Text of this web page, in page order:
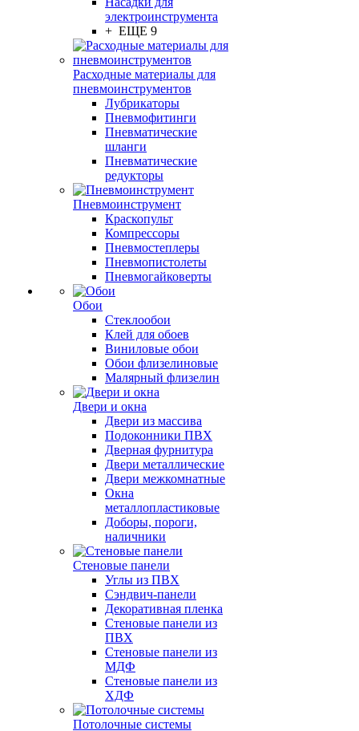
электроинструмента
+ ЕЩЕ 9
Расходные материалы для
пневмоинструментов
Лубрикаторы
Пневмофитинги
Пневматические
шланги
Пневматические
редукторы
Пневмоинструмент
Краскопульт
Компрессоры
Пневмостеплеры
Пневмопистолеты
Пневмогайковерты
Обои
Стеклообои
Клей для обоев
Виниловые обои
Обои флизелиновые
Малярный флизелин
Двери и окна
Двери из массива
Подоконники ПВХ
Дверная фурнитура
Двери металлические
Двери межкомнатные
Окна
металлопластиковые
Доборы, пороги,
наличники
Стеновые панели
Углы из ПВХ
Сэндвич-панели
Декоративная пленка
Стеновые панели из
ПВХ
Стеновые панели из
МДФ
Стеновые панели из
ХДФ
Потолочные системы